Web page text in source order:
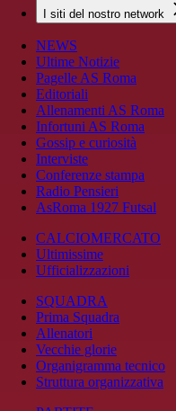
I siti del nostro network
NEWS
Ultime Notizie
Pagelle AS Roma
Editoriali
Allenamenti AS Roma
Infortuni AS Roma
Gossip e curiosità
Interviste
Conferenze stampa
Radio Pensieri
AsRoma 1927 Futsal
CALCIOMERCATO
Ultimissime
Ufficializzazioni
SQUADRA
Prima Squadra
Allenatori
Vecchie glorie
Organigramma tecnico
Struttura organizzativa